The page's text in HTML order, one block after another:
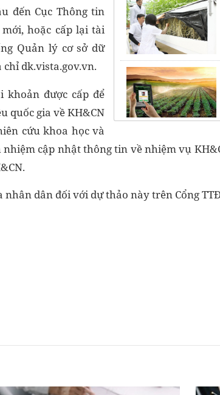
đến Cục Thông tin
hoặc cấp lại tài
Quản lý cơ sở dữ
chỉ dk.vista.gov.vn.
khoản được cấp để
quốc gia về KH&CN
cứu khoa học và
cập nhật thông tin về nhiệm vụ
nhân dân đối với dự thảo này trên Cổng